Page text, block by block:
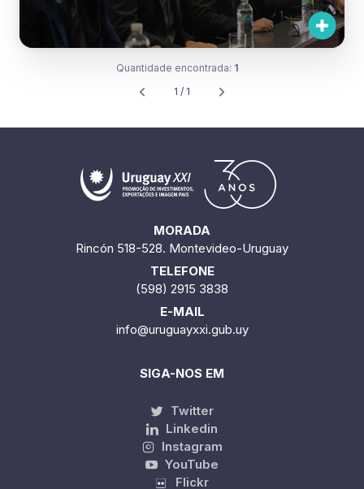
Quantidade encontrada: 1
1 / 1
MORADA
Rincón 518-528. Montevideo-Uruguay
TELEFONE
(598) 2915 3838
E-MAIL
info@uruguayxxi.gub.uy
SIGA-NOS EM
Twitter
Linkedin
Instagram
YouTube
Flickr